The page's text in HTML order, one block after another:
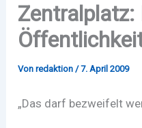
Vonredaktion/7. April 2009
„Das darf bezweifelt